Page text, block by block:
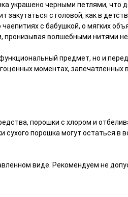
украшено черными петлями, что
закутаться с головой, как в
с бабушкой, о мягких
волшебными нитями
предмет, но и
моментах, запечатленных
порошки с хлором и
сухого порошка могут остаться в
виде. Рекомендуем не